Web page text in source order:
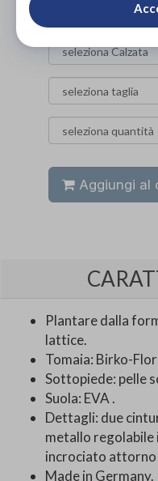
Aggiungi al
Plantare dalla
lattice.
Tomaia: Birko-
Sottopiede: pelle
Suola: EVA .
Dettagli: due
metallo
incrociato attorno
Made in Germany.